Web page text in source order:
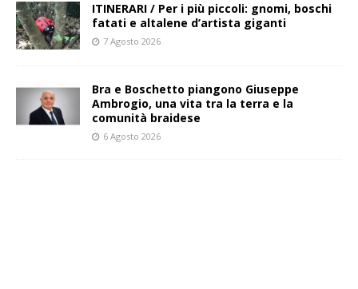
ITINERARI / Per i più piccoli: gnomi, boschi
fatati e altalene d’artista giganti
7 Agosto 2026
Bra e Boschetto piangono Giuseppe
Ambrogio, una vita tra la terra e la
comunità braidese
6 Agosto 2026